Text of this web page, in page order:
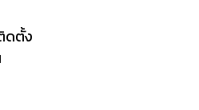
ดตั้ง